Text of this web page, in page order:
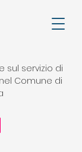
sul servizio di
Comune di